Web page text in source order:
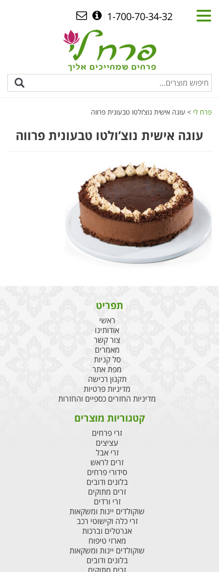
1-700-70-34-32
פרח לי > עוגה אישית נוצ’ולטו טבעונית פרווה
עוגה אישית נוצ’ולטו טבעונית פרווה
תפריט
ראשי
אודותינו
צור קשר
מאמרים
סל קניות
מפת אתר
תקנון רכישה
מדיניות פרטיות
מדיניות החזרים כספיים והחזרות
קטגוריות מוצרים
זרי פרחים
עציצים
זרי אבל
זרים לראש
סידורי פרחים
בלונים ודובים
זרים מתוקים
זרי ורדים
שוקולדים יינות ומשקאות
זרי כלה וקישוטי רכב
אגרטלים וברכות
מארזי טיפוח
שוקולדים יינות ומשקאות
בלונים ודובים